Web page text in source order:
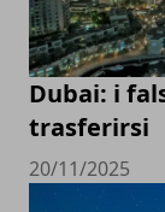
Dubai: i
trasferirsi
20/11/2025